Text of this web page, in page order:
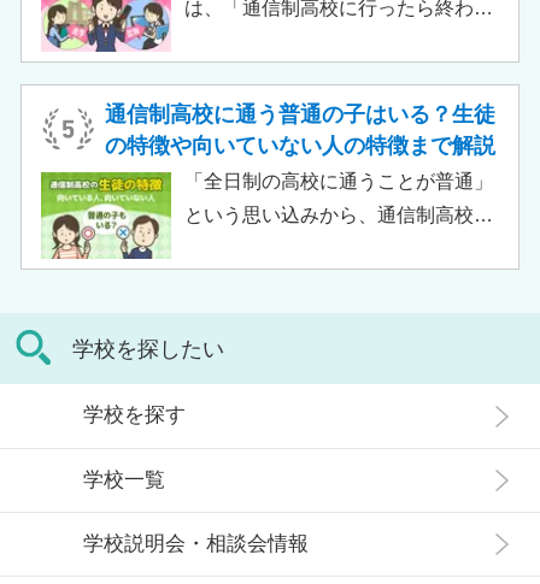
でしょう。 この記事では、サポート
校の特徴や通信制高校との違い、メ
リット・デメリットについて解説し
ます。
は、「通信制高校に行ったら終わ
がある人もいるのではないでしょう
か。 結論から言うと、通信制高校に
行ったからといって「人生終了」で
は決してありません。通信制高校で
の記事では、通信制高校に行くこと
せた高校選びについて解説します。
通信制高校に通う普通の子はいる？生徒
の特徴や向いていない人の特徴まで解説
「全日制の高校に通うことが普通」
という思い込みから、通信制高校へ
生徒」などが通う学校という、先入
観がある人もいるかもしれません。
増加傾向にあり、さまざまな生徒が
在籍しています。 この記事では、通
信制高校にはどのような生徒が通っ
ているかや、通信制高校に向いてい
学校を探したい
学校を探す
学校一覧
学校説明会・相談会情報